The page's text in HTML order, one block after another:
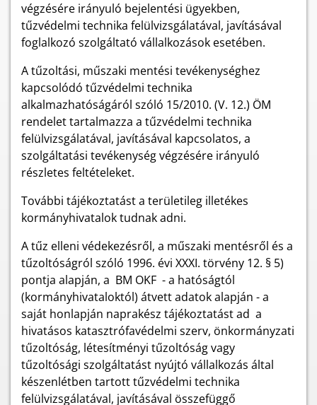
végzésére irányuló bejelentési ügyekben,
tűzvédelmi technika felülvizsgálatával, javításával
foglalkozó szolgáltató vállalkozások esetében.
A tűzoltási, műszaki mentési tevékenységhez
kapcsolódó tűzvédelmi technika
alkalmazhatóságáról szóló 15/2010. (V. 12.) ÖM
rendelet tartalmazza a tűzvédelmi technika
felülvizsgálatával, javításával kapcsolatos, a
szolgáltatási tevékenység végzésére irányuló
részletes feltételeket.
További tájékoztatást a területileg illetékes
kormányhivatalok tudnak adni.
A tűz elleni védekezésről, a műszaki mentésről és a
tűzoltóságról szóló 1996. évi XXXI. törvény 12. § 5)
pontja alapján, a BM OKF - a hatóságtól
(kormányhivataloktól) átvett adatok alapján - a
saját honlapján naprakész tájékoztatást ad a
hivatásos katasztrófavédelmi szerv, önkormányzati
tűzoltóság, létesítményi tűzoltóság vagy
tűzoltósági szolgáltatást nyújtó vállalkozás által
készenlétben tartott tűzvédelmi technika
felülvizsgálatával, javításával összefüggő